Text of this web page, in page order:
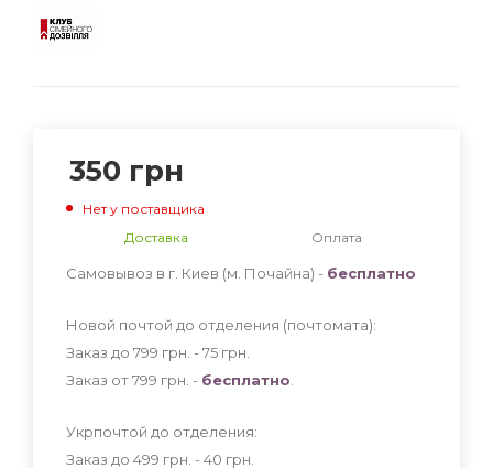
350 грн
Нет у поставщика
Доставка
Оплата
Самовывоз в г. Киев (м. Почайна) - бесплатно
Новой почтой до отделения (почтомата):
Заказ до 799 грн. - 75 грн
Заказ от 799 грн. - бесплатно
Укрпочтой до отделения:
Заказ до 499 грн. - 40 грн